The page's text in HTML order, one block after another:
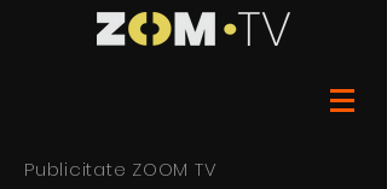
Publicitate ZOOM TV